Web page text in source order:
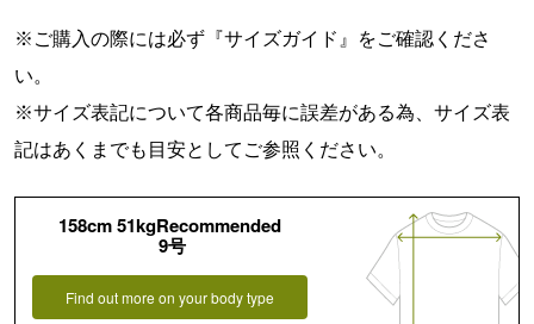
※ご購入の際には必ず『サイズガイド 』をご確認くださ
い。
※サイズ表記について各商品毎に誤差がある為、サイズ表
記はあくまでも目安としてご参照ください。
158cm 51kgRecommended
9号
Find out more on your body type